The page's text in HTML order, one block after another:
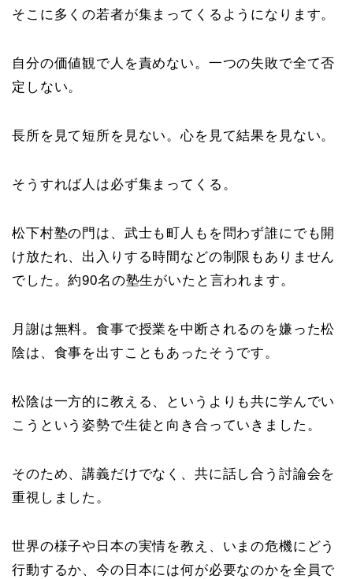
そこに多くの若者が集まってくるようになります。
自分の価値観で人を責めない。一つの失敗で全て否
定しない。
長所を見て短所を見ない。心を見て結果を見ない。
そうすれば人は必ず集まってくる。
松下村塾の門は、武士も町人もを問わず誰にでも開
け放たれ、出入りする時間などの制限もありません
でした。約90名の塾生がいたと言われます。
月謝は無料。食事で授業を中断されるのを嫌った松
陰は、食事を出すこともあったそうです。
松陰は一方的に教える、というよりも共に学んでい
こうという姿勢で生徒と向き合っていきました。
そのため、講義だけでなく、共に話し合う討論会を
重視しました。
世界の様子や日本の実情を教え、いまの危機にどう
行動するか、今の日本には何が必要なのかを全員で